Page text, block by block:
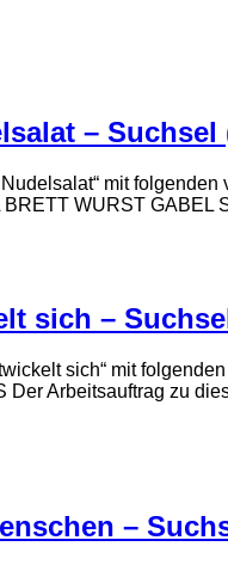
–
mit
WURST
sich –
sich“ mit
Der Arbeitsauftrag zu
–